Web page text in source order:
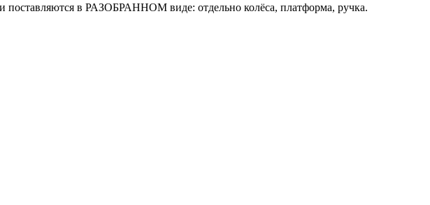
поставляются в РАЗОБРАННОМ виде: отдельно колёса, платформа, ручка.